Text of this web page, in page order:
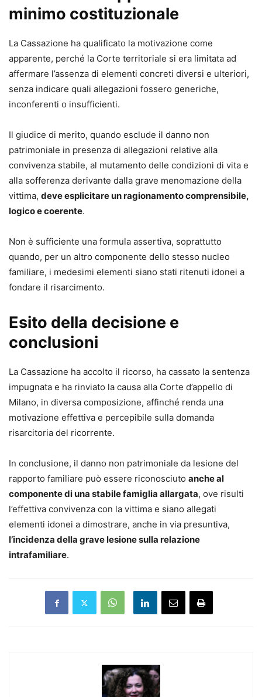
minimo costituzionale
La Cassazione ha qualificato la motivazione come
apparente, perché la Corte territoriale si era limitata ad
affermare l’assenza di elementi concreti diversi e ulteriori,
senza indicare quali allegazioni fossero generiche,
inconferenti o insufficienti.
Il giudice di merito, quando esclude il danno non
patrimoniale in presenza di allegazioni relative alla
convivenza stabile, al mutamento delle condizioni di vita e
alla sofferenza derivante dalla grave menomazione della
vittima, deve esplicitare un ragionamento comprensibile,
logico e coerente.
Non è sufficiente una formula assertiva, soprattutto
quando, per un altro componente dello stesso nucleo
familiare, i medesimi elementi siano stati ritenuti idonei a
fondare il risarcimento.
Esito della decisione e
conclusioni
La Cassazione ha accolto il ricorso, ha cassato la sentenza
impugnata e ha rinviato la causa alla Corte d’appello di
Milano, in diversa composizione, affinché renda una
motivazione effettiva e percepibile sulla domanda
risarcitoria del ricorrente.
In conclusione, il danno non patrimoniale da lesione del
rapporto familiare può essere riconosciuto anche al
componente di una stabile famiglia allargata, ove risulti
l’effettiva convivenza con la vittima e siano allegati
elementi idonei a dimostrare, anche in via presuntiva,
l’incidenza della grave lesione sulla relazione
intrafamiliare.